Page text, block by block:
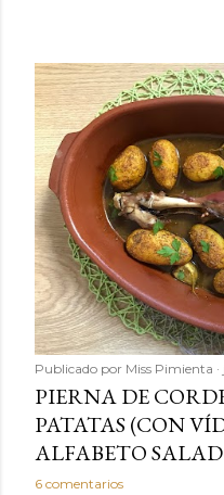
Publicado por Miss Pimienta
PIERNA DE
PATATAS (CON
ALFABETO
6 comentarios